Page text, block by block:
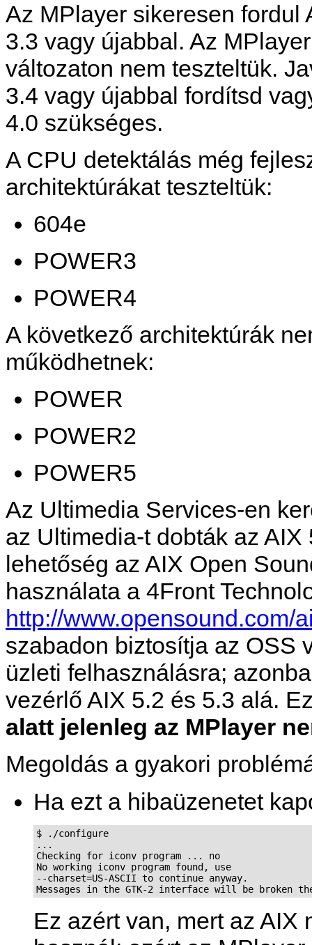
Az MPlayer sikeresen fordul
3.3 vagy újabbal. Az MPlayer
változaton nem teszteltük.
3.4 vagy újabbal fordítsd
4.0 szükséges.
A CPU detektálás még
architektúrákat teszteltük:
604e
POWER3
POWER4
A következő architektúrák
működhetnek:
POWER
POWER2
POWER5
Az Ultimedia Services-en
az Ultimedia-t dobták az
lehetőség az AIX Open
használata a 4Front
http://www.opensound.com/
szabadon biztosítja az OSS
üzleti felhasználásra;
vezérlő AIX 5.2 és 5.3 alá.
alatt jelenleg az MPlayer
Megoldás a gyakori
Ha ezt a hibaüzenetet
$ ./configure
...
Checking for iconv program ... no
No working iconv program found, use
--charset=US-ASCII to continue anyway.
Messages in the GTK-2 interface will be broken
Ez azért van, mert az